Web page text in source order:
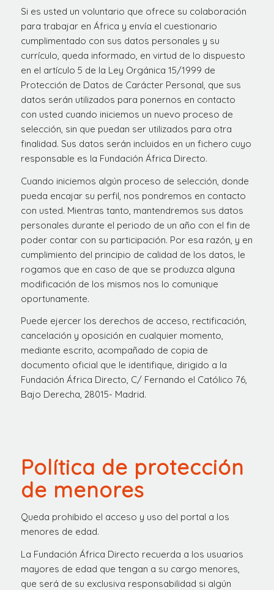
Si es usted un voluntario que ofrece su colaboración
para trabajar en África y envía el cuestionario
cumplimentado con sus datos personales y su
currículo, queda informado, en virtud de lo dispuesto
en el artículo 5 de la Ley Orgánica 15/1999 de
Protección de Datos de Carácter Personal, que sus
datos serán utilizados para ponernos en contacto
con usted cuando iniciemos un nuevo proceso de
selección, sin que puedan ser utilizados para otra
finalidad. Sus datos serán incluidos en un fichero cuyo
responsable es la Fundación África Directo.
Cuando iniciemos algún proceso de selección, donde
pueda encajar su perfil, nos pondremos en contacto
con usted. Mientras tanto, mantendremos sus datos
personales durante el periodo de un año con el fin de
poder contar con su participación. Por esa razón, y en
cumplimiento del principio de calidad de los datos, le
rogamos que en caso de que se produzca alguna
modificación de los mismos nos lo comunique
oportunamente.
Puede ejercer los derechos de acceso, rectificación,
cancelación y oposición en cualquier momento,
mediante escrito, acompañado de copia de
documento oficial que le identifique, dirigido a la
Fundación África Directo, C/ Fernando el Católico 76,
Bajo Derecha, 28015- Madrid.
Política de protección
de menores
Queda prohibido el acceso y uso del portal a los
menores de edad.
La Fundación África Directo recuerda a los usuarios
mayores de edad que tengan a su cargo menores,
que será de su exclusiva responsabilidad si algún